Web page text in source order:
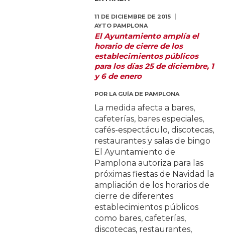
11 DE DICIEMBRE DE 2015
AYTO PAMPLONA
El Ayuntamiento amplía el
horario de cierre de los
establecimientos públicos
para los días 25 de diciembre, 1
y 6 de enero
POR LA GUÍA DE PAMPLONA
La medida afecta a bares,
cafeterías, bares especiales,
cafés-espectáculo, discotecas,
restaurantes y salas de bingo
El Ayuntamiento de
Pamplona autoriza para las
próximas fiestas de Navidad la
ampliación de los horarios de
cierre de diferentes
establecimientos públicos
como bares, cafeterías,
discotecas, restaurantes,